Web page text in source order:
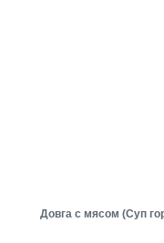
Довга с мясом (Суп